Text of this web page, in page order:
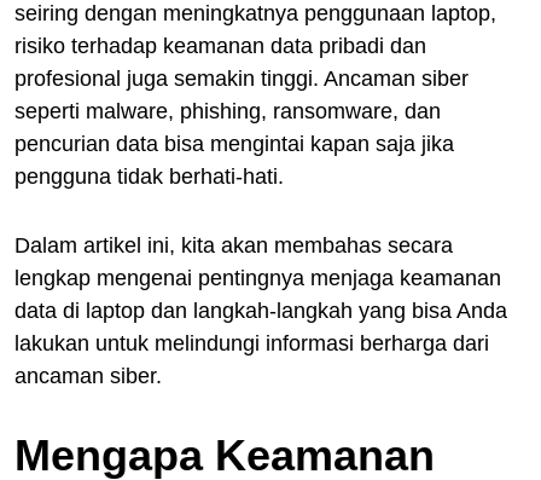
seiring dengan meningkatnya penggunaan laptop,
risiko terhadap keamanan data pribadi dan
profesional juga semakin tinggi. Ancaman siber
seperti malware, phishing, ransomware, dan
pencurian data bisa mengintai kapan saja jika
pengguna tidak berhati-hati.
Dalam artikel ini, kita akan membahas secara
lengkap mengenai pentingnya menjaga keamanan
data di laptop dan langkah-langkah yang bisa Anda
lakukan untuk melindungi informasi berharga dari
ancaman siber.
Mengapa Keamanan